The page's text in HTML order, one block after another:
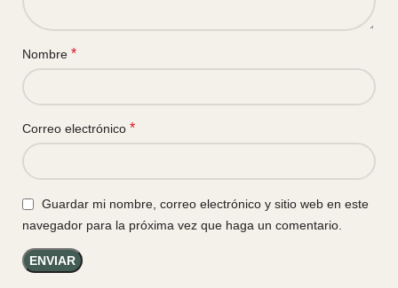
Nombre *
Correo electrónico *
Guardar mi nombre, correo electrónico y sitio web en este
navegador para la próxima vez que haga un comentario.